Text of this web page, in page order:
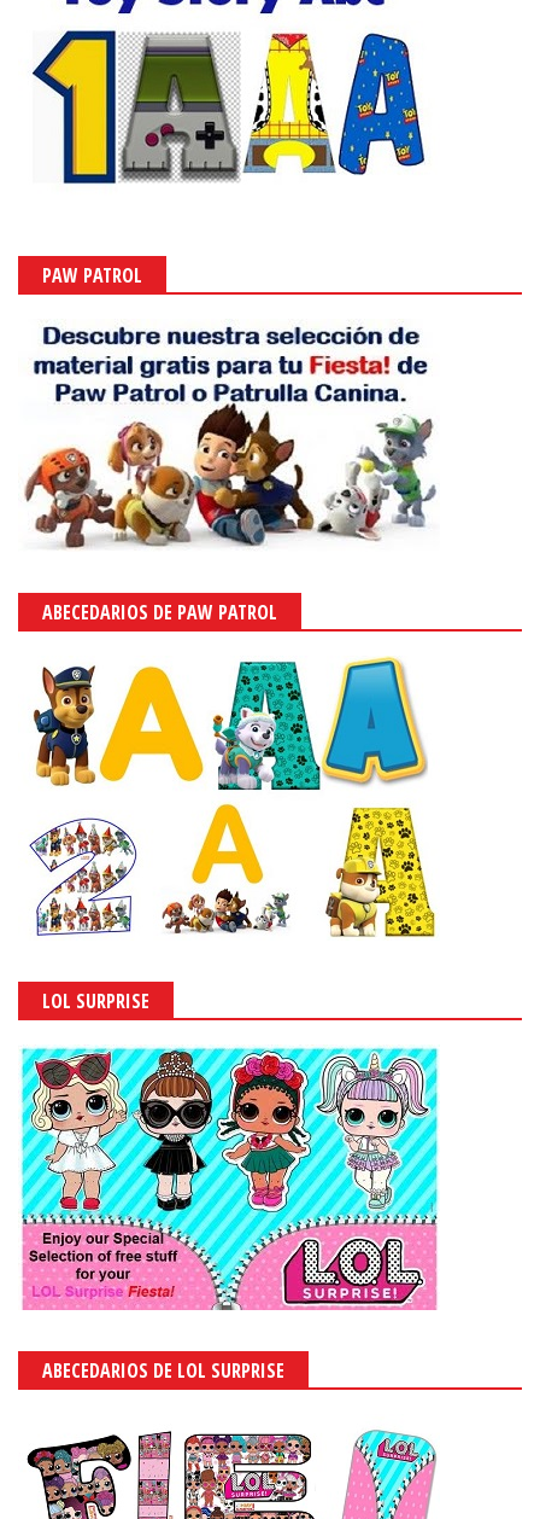
PAW PATROL
ABECEDARIOS DE PAW PATROL
LOL SURPRISE
ABECEDARIOS DE LOL SURPRISE